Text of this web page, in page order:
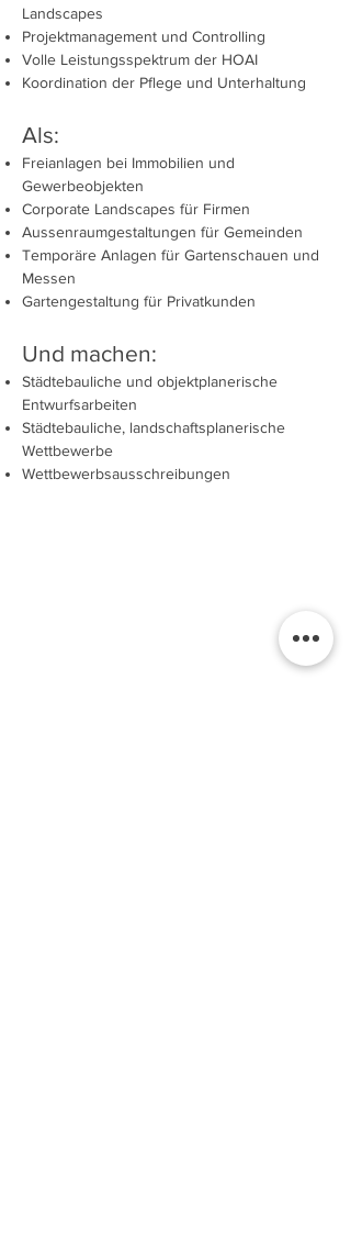
Landscapes
Projektmanagement und Controlling
Volle Leistungsspektrum der HOAI
Koordination der Pflege und Unterhaltung
Als:
Freianlagen bei Immobilien und
Gewerbeobjekten
Corporate Landscapes für Firmen
Aussenraumgestaltungen für Gemeinden
Temporäre Anlagen für Gartenschauen und
Messen
Gartengestaltung für Privatkunden
Und machen:
Städtebauliche und objektplanerische
Entwurfsarbeiten
Städtebauliche, landschaftsplanerische
Wettbewerbe
Wettbewerbsausschreibungen
Landschaftsarchitektur & Umweltplanung